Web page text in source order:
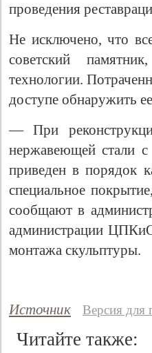
проведения
Не исключено, что
советский
технологии.
доступе обнаружить
— При
нержавеющей стали
приведен в порядок
специальное
сообщают в
администрации
монтажа скульптуры.
Источник Версия для
Читайте также: